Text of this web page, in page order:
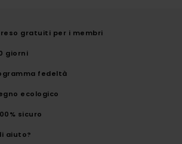
reso gratuiti per i membri
giorni
fedeltà
ecologico
sicuro
aiuto?